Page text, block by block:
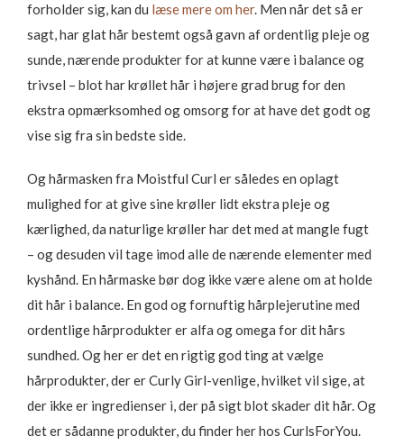
forholder sig, kan du læse mere om her. Men når det så er
sagt, har glat hår bestemt også gavn af ordentlig pleje og
sunde, nærende produkter for at kunne være i balance og
trivsel – blot har krøllet hår i højere grad brug for den
ekstra opmærksomhed og omsorg for at have det godt og
vise sig fra sin bedste side.
Og hårmasken fra Moistful Curl er således en oplagt
mulighed for at give sine krøller lidt ekstra pleje og
kærlighed, da naturlige krøller har det med at mangle fugt
– og desuden vil tage imod alle de nærende elementer med
kyshånd. En hårmaske bør dog ikke være alene om at holde
dit hår i balance. En god og fornuftig hårplejerutine med
ordentlige hårprodukter er alfa og omega for dit hårs
sundhed. Og her er det en rigtig god ting at vælge
hårprodukter, der er Curly Girl-venlige, hvilket vil sige, at
der ikke er ingredienser i, der på sigt blot skader dit hår. Og
det er sådanne produkter, du finder her hos CurlsForYou.